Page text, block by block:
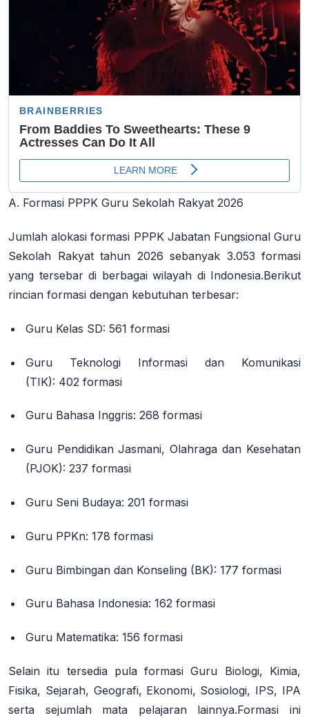
A. Formasi PPPK Guru Sekolah Rakyat 2026
Jumlah alokasi formasi PPPK Jabatan Fungsional Guru
Sekolah Rakyat tahun 2026 sebanyak 3.053 formasi
yang tersebar di berbagai wilayah di Indonesia.Berikut
rincian formasi dengan kebutuhan terbesar:
Guru Kelas SD: 561 formasi
Guru Teknologi Informasi dan Komunikasi
(TIK): 402 formasi
Guru Bahasa Inggris: 268 formasi
Guru Pendidikan Jasmani, Olahraga dan Kesehatan
(PJOK): 237 formasi
Guru Seni Budaya: 201 formasi
Guru PPKn: 178 formasi
Guru Bimbingan dan Konseling (BK): 177 formasi
Guru Bahasa Indonesia: 162 formasi
Guru Matematika: 156 formasi
Selain itu tersedia pula formasi Guru Biologi, Kimia,
Fisika, Sejarah, Geografi, Ekonomi, Sosiologi, IPS, IPA
serta sejumlah mata pelajaran lainnya.Formasi ini